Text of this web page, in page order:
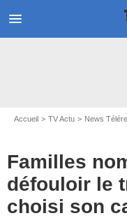
menu
Accueil TV Actu News
Familles
défouloir le
choisi son
Capture d'écran